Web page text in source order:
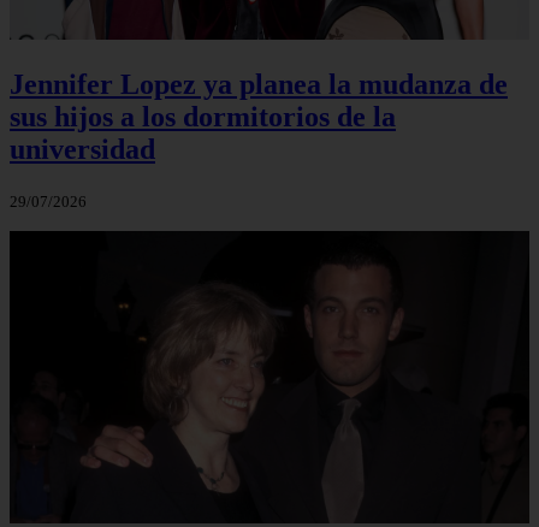
Jennifer Lopez ya planea la mudanza de
sus hijos a los dormitorios de la
universidad
29/07/2026